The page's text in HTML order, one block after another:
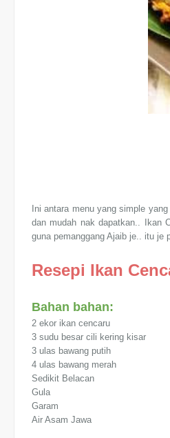
Ini antara menu yang simple
dan mudah nak dapatkan.. Ikan
guna pemanggang Ajaib je.. itu je
Resepi Ikan
Bahan bahan:
2 ekor ikan cencaru
3 sudu besar cili kering kisar
3 ulas bawang putih
4 ulas bawang merah
Sedikit Belacan
Gula
Garam
Air Asam Jawa